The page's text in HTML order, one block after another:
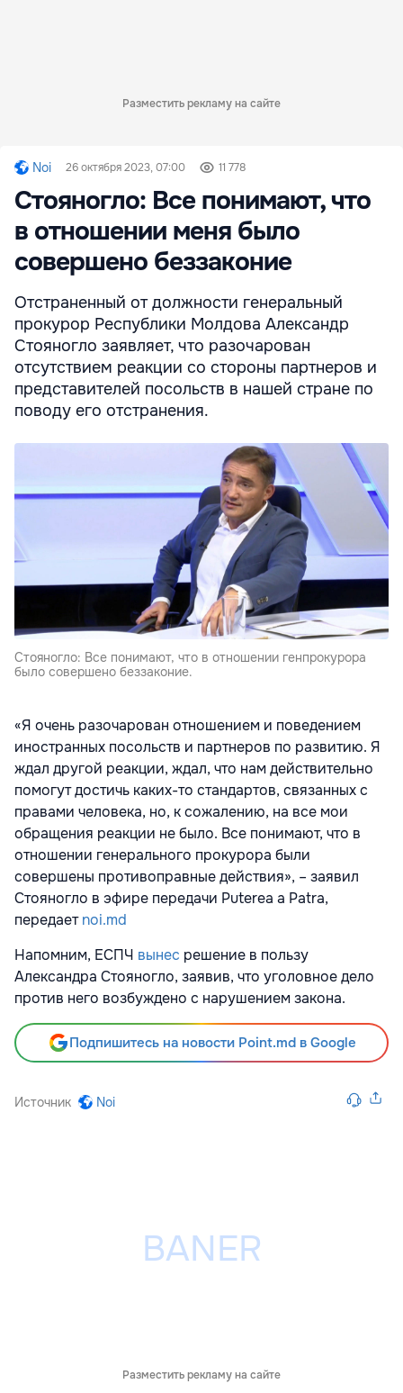
Разместить рекламу на сайте
Noi 26 октября 2023, 07:00 11 778
Стояногло: Все понимают, что
в отношении меня было
совершено беззаконие
Отстраненный от должности генеральный
прокурор Республики Молдова Александр
Стояногло заявляет, что разочарован
отсутствием реакции со стороны партнеров и
представителей посольств в нашей стране по
поводу его отстранения.
Стояногло: Все понимают, что в отношении генпрокурора
было совершено беззаконие.
«Я очень разочарован отношением и поведением
иностранных посольств и партнеров по развитию. Я
ждал другой реакции, ждал, что нам действительно
помогут достичь каких-то стандартов, связанных с
правами человека, но, к сожалению, на все мои
обращения реакции не было. Все понимают, что в
отношении генерального прокурора были
совершены противоправные действия», – заявил
Стояногло в эфире передачи Puterea a Patra,
передаетnoi.md
Напомним, ЕСПЧ вынес решение в пользу
Александра Стояногло, заявив, что уголовное дело
против него возбуждено с нарушением закона.
Подпишитесь на новости Point.md в Google
Источник Noi
Разместить рекламу на сайте